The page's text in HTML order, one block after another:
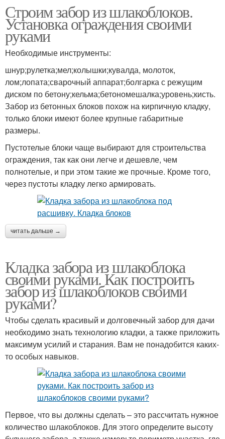
Строим забор из шлакоблоков.
Установка ограждения своими
руками
Необходимые инструменты:
шнур;рулетка;мел;колышки;кувалда, молоток,
лом;лопата;сварочный аппарат;болгарка с режущим
диском по бетону;кельма;бетономешалка;уровень;кисть.
Забор из бетонных блоков похож на кирпичную кладку,
только блоки имеют более крупные габаритные
размеры.
Пустотелые блоки чаще выбирают для строительства
ограждения, так как они легче и дешевле, чем
полнотелые, и при этом такие же прочные. Кроме того,
через пустоты кладку легко армировать.
читать дальше →
Кладка забора из шлакоблока
своими руками. Как построить
забор из шлакоблоков своими
руками?
Чтобы сделать красивый и долговечный забор для дачи
необходимо знать технологию кладки, а также приложить
максимум усилий и старания. Вам не понадобится каких-
то особых навыков.
Первое, что вы должны сделать – это рассчитать нужное
количество шлакоблоков. Для этого определите высоту